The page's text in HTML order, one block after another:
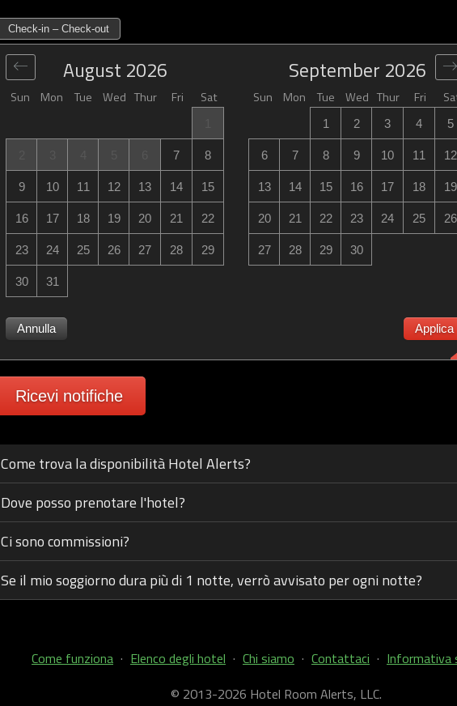
Check-in – Check-out
Sun Mon Tue Wed Thur Fri Sat Sun Mon Tue Wed Thur Fri
August 2026
7 8
9 10 11 12 13 14 15
16 17 18 19 20 21 22
23 24 25 26 27 28 29
30 31
September 2026
1 2 3 4 5
6 7 8 9 10 11 12
13 14 15 16 17 18 19
20 21 22 23 24 25 26
27 28 29 30
Annulla Applica
Ricevi notifiche
Come trova la disponibilità Hotel Alerts?
Dove posso prenotare l'hotel?
Ci sono commissioni?
Se il mio soggiorno dura più di 1 notte, verrò avvisato per ogni notte?
Come funziona · Elenco degli hotel · Chi siamo · Contattaci · Informativa
© 2013-2026 Hotel Room Alerts, LLC.